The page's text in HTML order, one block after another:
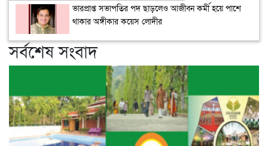
ভারপ্রাপ্ত সভাপতির পদ ছাড়লেও আজীবন কর্মী হয়ে পাশে
থাকার অঙ্গীকার কয়েস লোদীর
সর্বশেষ সংবাদ